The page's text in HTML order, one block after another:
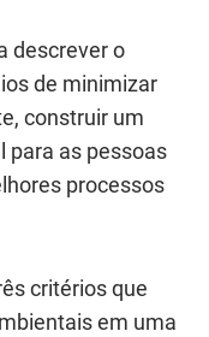
descrever o
de minimizar
construir um
para as pessoas
processos
critérios que
em uma